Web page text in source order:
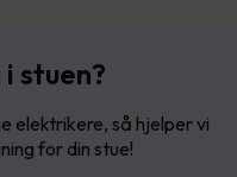
stuen?
elektrikere, så hjelper vi
for din stue!